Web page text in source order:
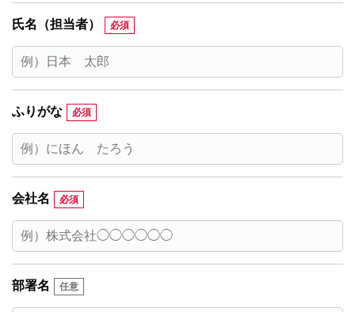
氏名（担当者）
ふりがな
会社名
部署名